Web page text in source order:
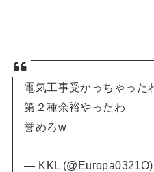
電気工事受かっちゃった
第２種余裕やったわ
誉めろw
— KKL